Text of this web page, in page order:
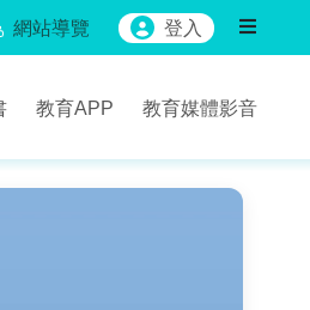
網站導覽 登入
教育APP 教育媒體影音